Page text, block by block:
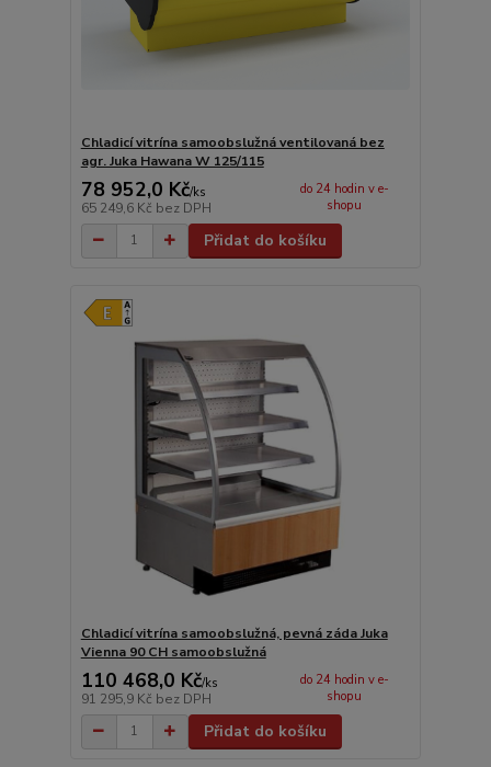
Chladicí vitrína samoobslužná ventilovaná bez
agr. Juka Hawana W 125/115
78 952,0 Kč/ks
65 249,6 Kč bez DPH
do 24 hodin v e-
shopu
Přidat do košíku
Chladicí vitrína samoobslužná, pevná záda Juka
Vienna 90 CH samoobslužná
110 468,0 Kč/ks
91 295,9 Kč bez DPH
do 24 hodin v e-
shopu
Přidat do košíku